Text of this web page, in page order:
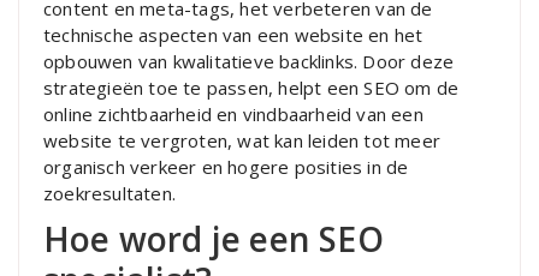
content en meta-tags, het verbeteren van de
technische aspecten van een website en het
opbouwen van kwalitatieve backlinks. Door deze
strategieën toe te passen, helpt een SEO om de
online zichtbaarheid en vindbaarheid van een
website te vergroten, wat kan leiden tot meer
organisch verkeer en hogere posities in de
zoekresultaten.
Hoe word je een SEO